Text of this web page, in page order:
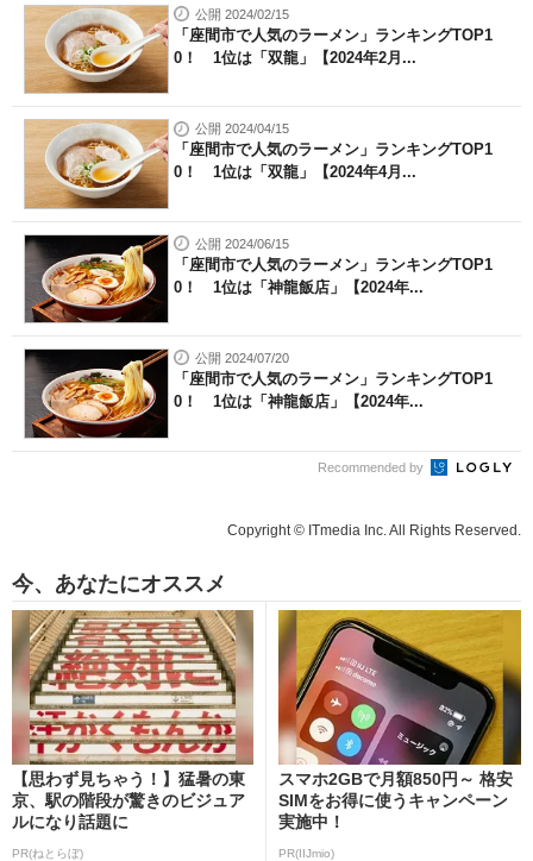
公開 2024/02/15
「座間市で人気のラーメン」ランキングTOP1
0！ 1位は「双龍」【2024年2月...
公開 2024/04/15
「座間市で人気のラーメン」ランキングTOP1
0！ 1位は「双龍」【2024年4月...
公開 2024/06/15
「座間市で人気のラーメン」ランキングTOP1
0！ 1位は「神龍飯店」【2024年...
公開 2024/07/20
「座間市で人気のラーメン」ランキングTOP1
0！ 1位は「神龍飯店」【2024年...
Recommended by
Copyright © ITmedia Inc. All Rights Reserved.
今、あなたにオススメ
【思わず見ちゃう！】猛暑の東
京、駅の階段が驚きのビジュア
ルになり話題に
PR(ねとらぼ)
スマホ2GBで月額850円～ 格安
SIMをお得に使うキャンペーン
実施中！
PR(IIJmio)